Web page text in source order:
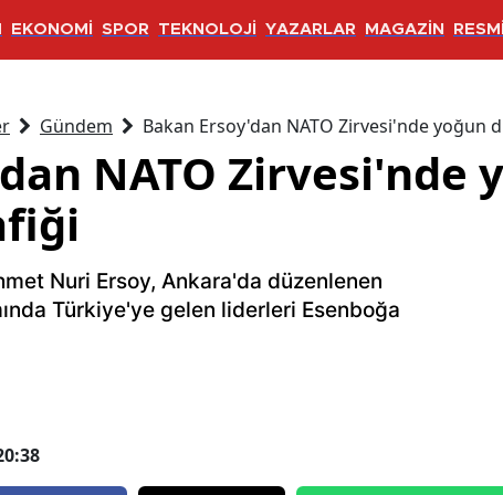
EKONOMİ SPOR TEKNOLOJİ YAZARLAR MAGAZİN
Gündem Bakan Ersoy'dan NATO Zirvesi'nde yoğun
NATO Zirvesi'nde
Nuri Ersoy, Ankara'da düzenlenen
Türkiye'ye gelen liderleri Esenboğa